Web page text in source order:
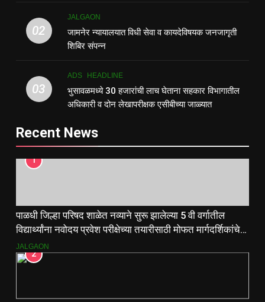
02
JALGAON
जामनेर न्यायालयात विधी सेवा व कायदेविषयक जनजागृती
शिबिर संपन्न
03
ADS HEADLINE
भुसावळमध्ये 30 हजारांची लाच घेताना सहकार विभागातील
अधिकारी व दोन लेखापरीक्षक एसीबीच्या जाळ्यात
Recent News
1
पाळधी जिल्हा परिषद शाळेत नव्याने सुरू झालेल्या 5 वी वर्गातील
विद्यार्थ्यांना नवोदय प्रवेश परीक्षेच्या तयारीसाठी मोफत मार्गदर्शिकांचे
वाटप.
JALGAON
2